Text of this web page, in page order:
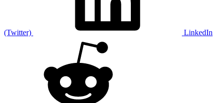
(Twitter) LinkedIn